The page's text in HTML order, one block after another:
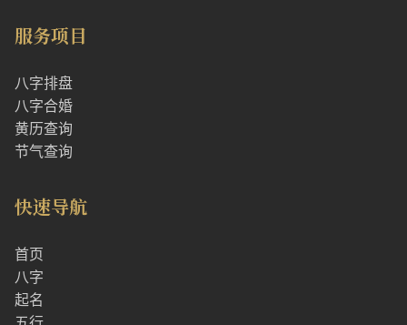
服务项目
八字排盘
八字合婚
黄历查询
节气查询
快速导航
首页
八字
起名